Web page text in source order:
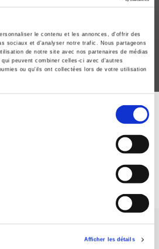
le contenu et les annonces, d'offrir des
sociaux et d'analyser notre trafic. Nous partageons
de notre site avec nos partenaires de médias
peuvent combiner celles-ci avec d'autres
ou qu'ils ont collectées lors de votre utilisation
Afficher les détails
François Sirinelli
VOUS À NOS